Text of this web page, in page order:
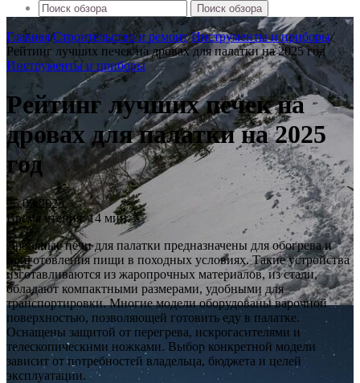
Поиск обзора
Главная/Строительство и ремонт/Инструменты и приборы/
Рейтинг лучших печек на дровах для палатки на 2025 год
Инструменты и приборы
Рейтинг лучших печек на
дровах для палатки на 2025
год
25.09.2025
Время чтения: 14 мин.
Дровяные печи для палатки предназначены для обогрева и
приготовления пищи в походных условиях. Такие устройства
изготавливаются из жаропрочных материалов, из стали,
обладают компактными размерами, удобными для
транспортировки. Многие модели оборудованы варочной
поверхностью, позволяющей готовить еду в палатке.
Оснащены защитой от перегрева, искрогасителями и
телескопическими ножками. Выбор конкретной модели
зависит от потребностей владельца, бюджета и целей
эксплуатации.